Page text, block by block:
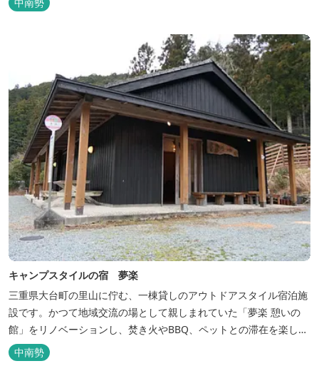
す。ひのきの香り漂う特製五右衛門風呂を自分で沸かし、入浴しま
せんか？ 同時にデッキ付ひのき小屋も完成しました。是非ご利用く
中南勢
キャンプスタイルの宿 夢楽
三重県大台町の里山に佇む、一棟貸しのアウトドアスタイル宿泊施
設です。かつて地域交流の場として親しまれていた「夢楽 憩いの
館」をリノベーションし、焚き火やBBQ、ペットとの滞在を楽しめ
る“キャンプ気分”の宿として生まれ変わりました。 【営業時間】 チ
ェックイン 15：00（早めのチェックインご希望は予約時に要相
中南勢